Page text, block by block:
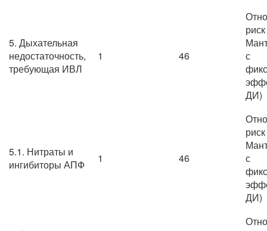
5. Дыхательная
недостаточность,
требующая ИВЛ
1 46
с
ДИ)
5.1. Нитраты и
ингибиторы АПФ
1 46
с
ДИ)